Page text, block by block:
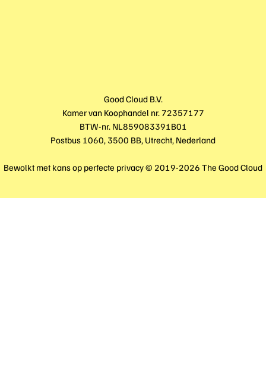
Good Cloud B.V.
Kamer van Koophandel nr. 72357177
BTW-nr. NL859083391B01
Postbus 1060, 3500 BB, Utrecht, Nederland
Bewolkt met kans op perfecte privacy © 2019-2026 The Good Cloud